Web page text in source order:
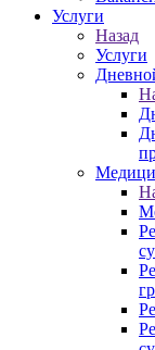
Услуги
Назад
Услуги